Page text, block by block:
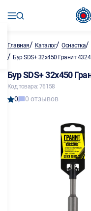
Главная/ Каталог/Оснастка/
/ Бур SDS+ 32х450 Гранит
Бур SDS+ 32х450
Код товара: 76158
0 0 отзывов